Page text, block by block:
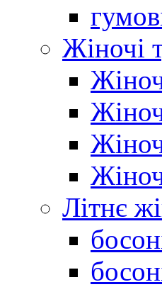
Жіночі
Літнє